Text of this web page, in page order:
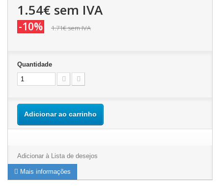
1.54€ sem IVA
-10% 1.71€sem IVA
Quantidade
Adicionar ao carrinho
Adicionar à Lista de desejos
Mais informações